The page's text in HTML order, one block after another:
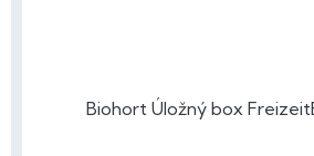
Biohort Úložný box